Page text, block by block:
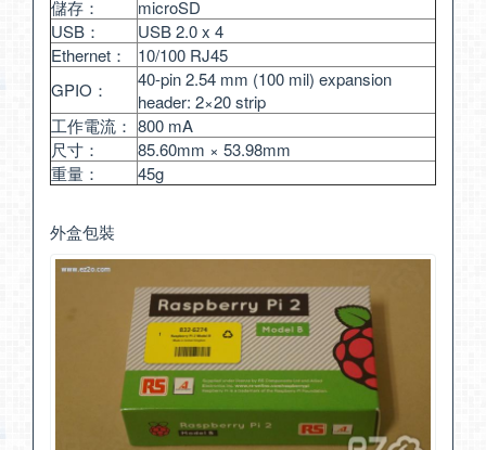
儲存：
microSD
USB：
USB 2.0 x 4
Ethernet：
10/100 RJ45
GPIO：
40-pin 2.54 mm (100 mil) expansion
header: 2×20 strip
工作電流： 800 mA
尺寸：
85.60mm × 53.98mm
重量：
45g
外盒包裝